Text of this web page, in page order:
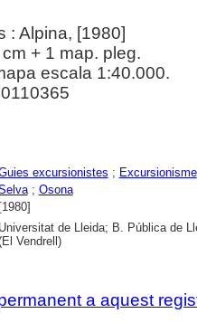
: Alpina, [1980]
+ 1 map. pleg.
escala 1:40.000.
excursionistes ; Excursionisme
; Osona
[1980]
Universitat de Lleida; B. Pública de
Vendrell)
a aquest